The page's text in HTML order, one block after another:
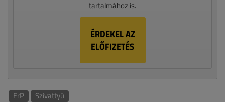
tartalmához is.
ÉRDEKEL AZ
ELŐFIZETÉS
ErP Szivattyú